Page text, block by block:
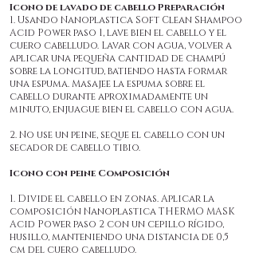
Icono de lavado de cabello Preparación
1. Usando Nanoplastica Soft Clean Shampoo
Acid Power paso 1, lave bien el cabello y el
cuero cabelludo. Lavar con agua, volver a
aplicar una pequeña cantidad de champú
sobre la longitud, batiendo hasta formar
una espuma. Masajee la espuma sobre el
cabello durante aproximadamente un
minuto, enjuague bien el cabello con agua.
2. No use un peine, seque el cabello con un
secador de cabello tibio.
Icono con peine Composición
1. Divide el cabello en zonas. Aplicar la
composición Nanoplastica THERMO MASK
Acid Power paso 2 con un cepillo rígido,
husillo, manteniendo una distancia de 0,5
cm del cuero cabelludo.